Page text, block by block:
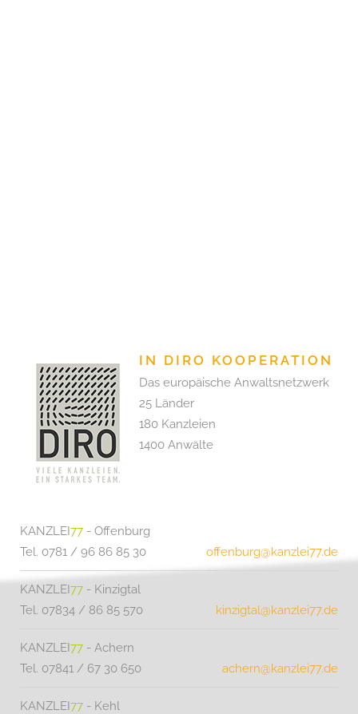
IN DIRO KOOPERATION
Das europäische Anwaltsnetzwerk
25 Länder
180 Kanzleien
1400 Anwälte
KANZLEI77 - Offenburg
Tel. 0781 / 96 86 85 30
offenburg@kanzlei77.de
KANZLEI77 - Kinzigtal
Tel. 07834 / 86 85 570
kinzigtal@kanzlei77.de
KANZLEI77 - Achern
Tel. 07841 / 67 30 650
achern@kanzlei77.de
KANZLEI77 - Kehl